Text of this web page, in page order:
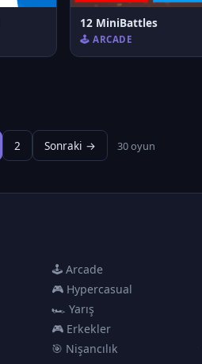
12 MiniBattles
🕹️ ARCADE
2 Sonraki → 30 oyun
🕹️ Arcade
🎮 Hypercasual
🏎️ Yarış
🎮 Erkekler
🎯 Nişancılık